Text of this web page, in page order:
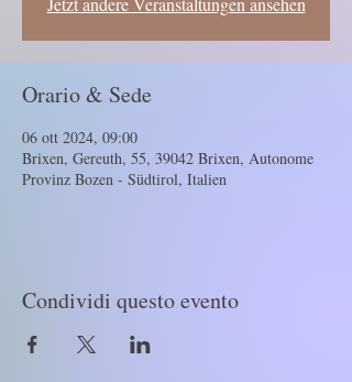
Orario & Sede
06 ott 2024, 09:00
Brixen, Gereuth, 55, 39042 Brixen, Autonome
Provinz Bozen - Südtirol, Italien
Condividi questo evento